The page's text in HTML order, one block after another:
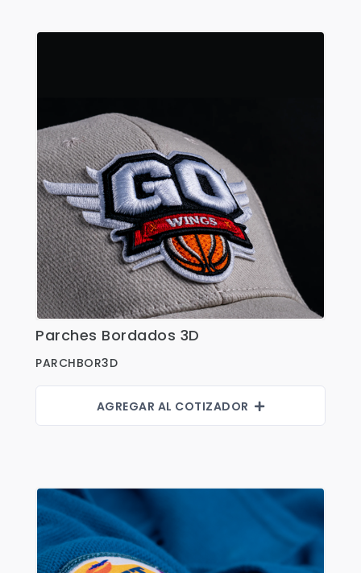
Sweaters
Uncategorized
Ver Detalles
Parches Bordados 3D
PARCHBOR3D
AGREGAR AL COTIZADOR